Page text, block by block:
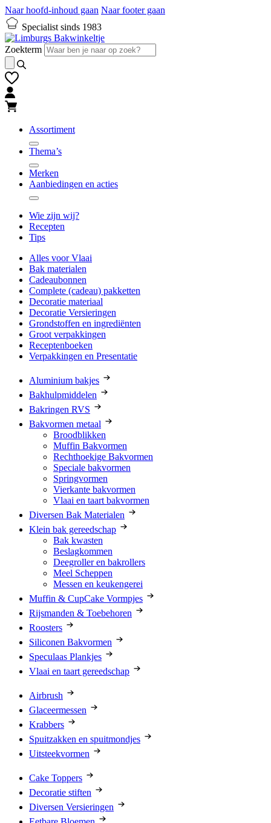
Naar hoofd-inhoud gaan Naar footer gaan
Specialist sinds 1983
Zoekterm
Assortiment
Thema’s
Merken
Aanbiedingen en acties
Wie zijn wij?
Recepten
Tips
Alles voor Vlaai
Bak materialen
Cadeaubonnen
Complete (cadeau) pakketten
Decoratie materiaal
Decoratie Versieringen
Grondstoffen en ingrediënten
Groot verpakkingen
Receptenboeken
Verpakkingen en Presentatie
Aluminium bakjes
Bakhulpmiddelen
Bakringen RVS
Bakvormen metaal
Broodblikken
Muffin Bakvormen
Rechthoekige Bakvormen
Speciale bakvormen
Springvormen
Vierkante bakvormen
Vlaai en taart bakvormen
Diversen Bak Materialen
Klein bak gereedschap
Bak kwasten
Beslagkommen
Deegroller en bakrollers
Meel Scheppen
Messen en keukengerei
Muffin & CupCake Vormpjes
Rijsmanden & Toebehoren
Roosters
Siliconen Bakvormen
Speculaas Plankjes
Vlaai en taart gereedschap
Airbrush
Glaceermessen
Krabbers
Spuitzakken en spuitmondjes
Uitsteekvormen
Cake Toppers
Decoratie stiften
Diversen Versieringen